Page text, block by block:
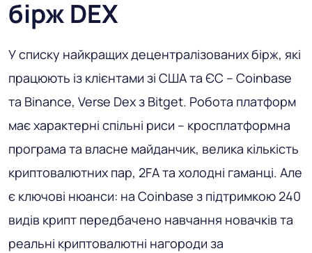
бірж DEX
У списку найкращих децентралізованих бірж, які
працюють із клієнтами зі США та ЄС – Coinbase
та Binance, Verse Dex з Bitget. Робота платформ
має характерні спільні риси – кросплатформна
програма та власне майданчик, велика кількість
криптовалютних пар, 2FA та холодні гаманці. Але
є ключові нюанси: на Coinbase з підтримкою 240
видів крипт передбачено навчання новачків та
реальні криптовалютні нагороди за